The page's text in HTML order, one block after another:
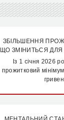
ЗБІЛЬШЕННЯ
ЩО ЗМІНИТЬСЯ ДЛЯ
Із 1 січня 2026
прожитковий